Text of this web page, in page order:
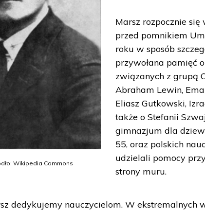
Wikipedia Commons
Marsz rozpocznie
przed pomnikiem
roku w sposób
przywołana pamięć
związanych z grupą
Abraham Lewin,
Eliasz Gutkowski,
także o Stefanii
gimnazjum dla
55, oraz polskich
udzielali pomocy
strony muru.
dedykujemy nauczycielom. W ekstremalnych